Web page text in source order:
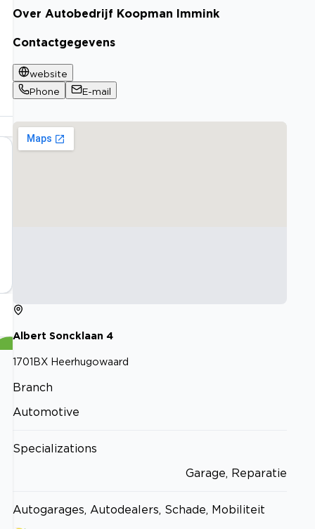
Bekijk certificaat
Over Autobedrijf Koopman Immink
Contactgegevens
website
Phone
E-mail
Albert Soncklaan 4
1701BX Heerhugowaard
Branch
Automotive
Specializations
Garage, Reparatie
Autogarages, Autodealers, Schade, Mobiliteit